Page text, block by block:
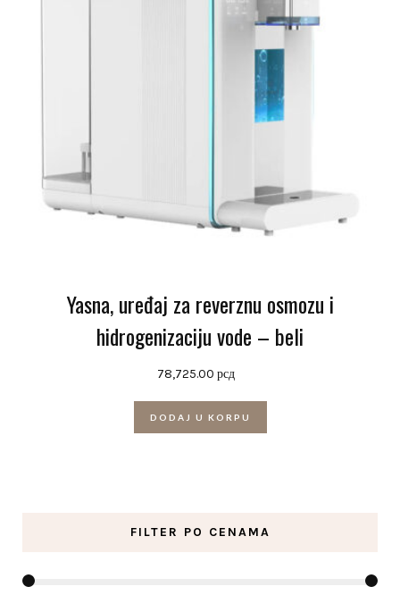
Yasna, uređaj za reverznu osmozu i
hidrogenizaciju vode – beli
78,725.00 рсд
DODAJ U KORPU
FILTER PO CENAMA